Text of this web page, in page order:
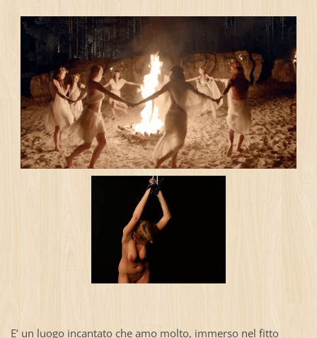
E’ un luogo incantato che amo molto, immerso nel fitto